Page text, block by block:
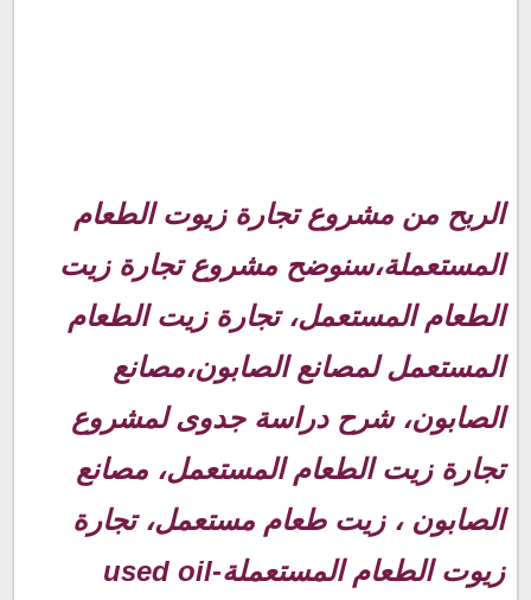
الربح من مشروع تجارة زيوت الطعام المستعملة used oil
recycling:
إستخدامات زيت الطعام المستعمل:
دراسة جدوى مشروع تجارة زيت الطعام المستعمل:
كيف تبدأ مشروع تجارة زيوت الطعام المستعملة :
أماكن الحصول على زيوت الطعام المستعملة:
تسويق زيت الطعام المستعمل:
مواضيع ذات صلة الربح من مشروع تجارة زيوت الطعام
المستعملة والمشاريع الصغيرة:
الربح من مشروع تجارة زيوت الطعام
المستعملة،سنوضح مشروع تجارة زيت
الطعام المستعمل، تجارة زيت الطعام
المستعمل لمصانع الصابون،مصانع
الصابون، شرح دراسة جدوى لمشروع
تجارة زيت الطعام المستعمل، مصانع
الصابون ، زيت طعام مستعمل، تجارة
زيوت الطعام المستعملة-used oil